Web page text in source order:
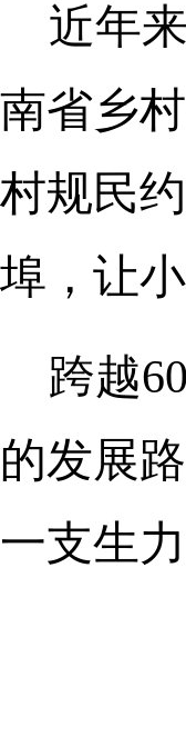
近年
南省乡
村规民
埠，让
跨越
的发展
一支生